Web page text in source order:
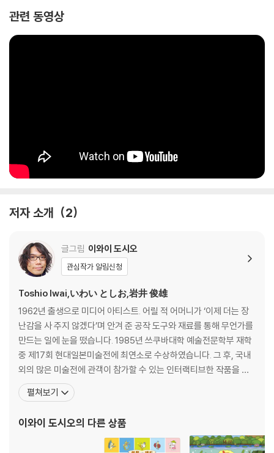
관련 동영상
저자 소개 2
글그림 이와이 도시오
관심작가 알림신청
Toshio Iwai,いわい としお,岩井 俊雄
1962년 출생으로 미디어 아티스트. 어릴 적 어머니가 ‘이제 더는 장
난감을 사 주지 않겠다’며 안겨 준 공작 도구와 재료를 통해 무언가를
만드는 일에 눈을 떴습니다. 1985년 쓰쿠바대학 예술전문학부 재학
중 제17회 현대일본미술전에 최연소로 수상하였습니다. 그 후, 국내
외의 많은 미술전에 관객이 참가할 수 있는 인터랙티브한 작품을 발
표하여 주목을 받았습니다. 텔레비전 프로그램 「우고우고루-가」, 미
타카노모리 지브리미술관의 영상 전시 「도토로 뿅뿅」, 「상승해류」와
음과 빛을 연주하는 악기 「TENORI-O
펼쳐보기
이와이 도시오의 다른 상품